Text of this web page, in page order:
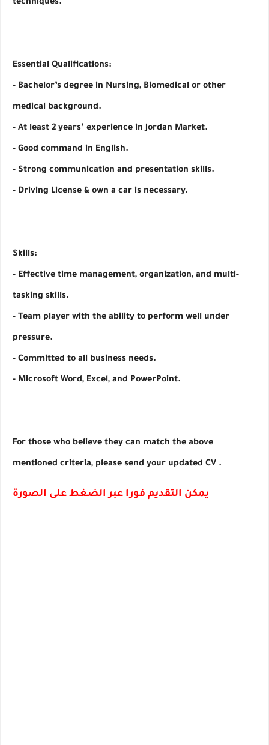
techniques.
Essential Qualifications:
- Bachelor’s degree in Nursing, Biomedical or other
medical background.
- At least 2 years’ experience in Jordan Market.
- Good command in English.
- Strong communication and presentation skills.
- Driving License & own a car is necessary.
Skills:
- Effective time management, organization, and multi-
tasking skills.
- Team player with the ability to perform well under
pressure.
- Committed to all business needs.
- Microsoft Word, Excel, and PowerPoint.
For those who believe they can match the above
mentioned criteria, please send your updated CV .
يمكن التقديم فورا عبر الضغط على الصورة